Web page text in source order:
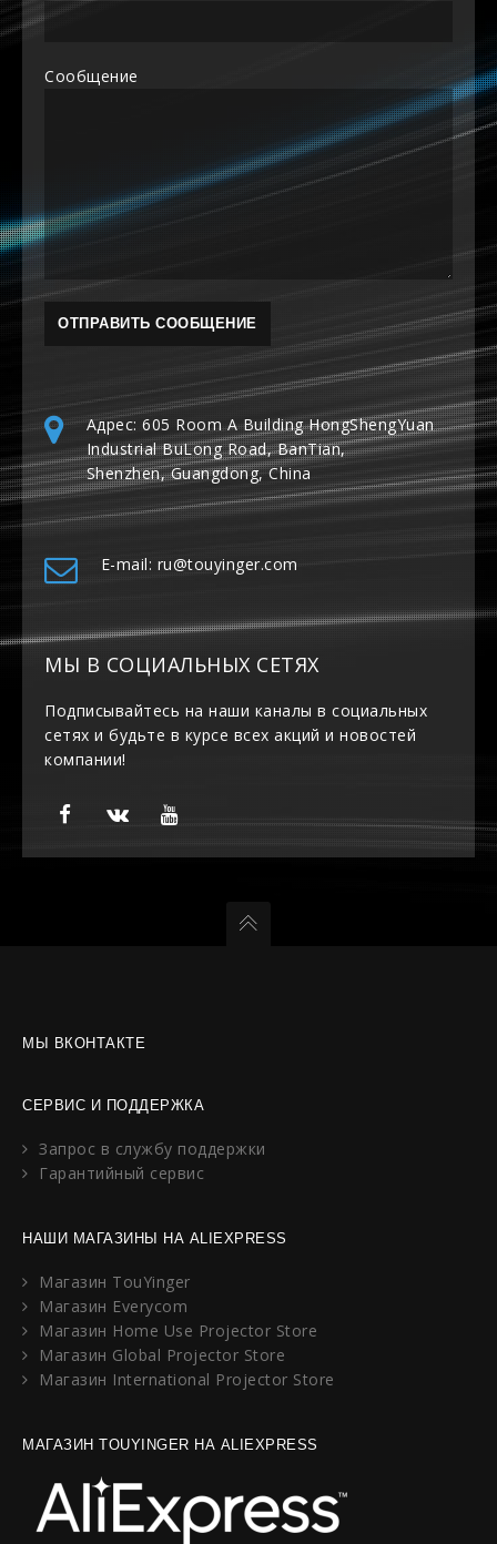
Сообщение
Адрес: 605 Room A Building HongShengYuan
Industrial BuLong Road, BanTian,
Shenzhen, Guangdong, China
E-mail: ru@touyinger.com
МЫ В СОЦИАЛЬНЫХ СЕТЯХ
Подписывайтесь на наши каналы в социальных
сетях и будьте в курсе всех акций и новостей
компании!
МЫ ВКОНТАКТЕ
СЕРВИС И ПОДДЕРЖКА
Запрос в службу поддержки
Гарантийный сервис
НАШИ МАГАЗИНЫ НА ALIEXPRESS
Магазин TouYinger
Магазин Everycom
Магазин Home Use Projector Store
Магазин Global Projector Store
Магазин International Projector Store
МАГАЗИН TOUYINGER НА ALIEXPRESS